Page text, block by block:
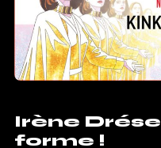
Irène
forme !